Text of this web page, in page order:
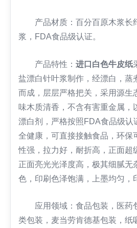
产品材质：百分百原木浆长
浆，FDA食品级认证。
产品特性： 进口白色牛皮纸
盐漂白针叶浆制作，经漂白，蒸
而成，层层严格把关，采用源生
味木质清香，不含有害重金属，
漂白剂，严格按照FDA食品级认
全健康，可直接接触食品，环保
性强，拉力好，耐折高，正面超
正面亮光光泽度高，极其细腻无
色，印刷色泽饱满，上墨均匀，
应用领域：食品包装，医药
类包装，麦当劳肯德基包装，纸